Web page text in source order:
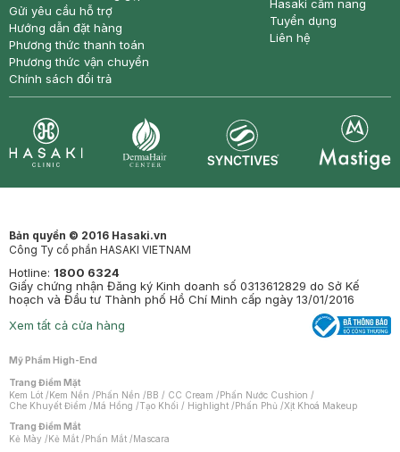
Gửi yêu cầu hỗ trợ
Hướng dẫn đặt hàng
Phương thức thanh toán
Phương thức vận chuyển
Chính sách đổi trả
Hasaki cẩm nang
Tuyển dụng
Liên hệ
Bản quyền © 2016 Hasaki.vn
Công Ty cổ phần HASAKI VIETNAM
Hotline: 1800 6324
Giấy chứng nhận Đăng ký Kinh doanh số 0313612829 do Sở Kế
hoạch và Đầu tư Thành phố Hồ Chí Minh cấp ngày 13/01/2016
Xem tất cả cửa hàng
Mỹ Phẩm High-End
Trang Điểm Mặt
Kem Lót /Kem Nền /Phấn Nền /BB / CC Cream /Phấn Nước Cushion /
Che Khuyết Điểm /Má Hồng /Tạo Khối / Highlight /Phấn Phủ /Xịt Khoá Makeup
Trang Điểm Mắt
Kẻ Mày /Kẻ Mắt /Phấn Mắt /Mascara